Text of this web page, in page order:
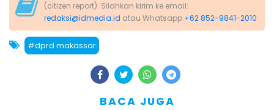
(citizen report). Silahkan kirim ke email:
redaksi@idmedia.id atau Whatsapp +62 852-9841-2010
#dprd makassar
BACA JUGA